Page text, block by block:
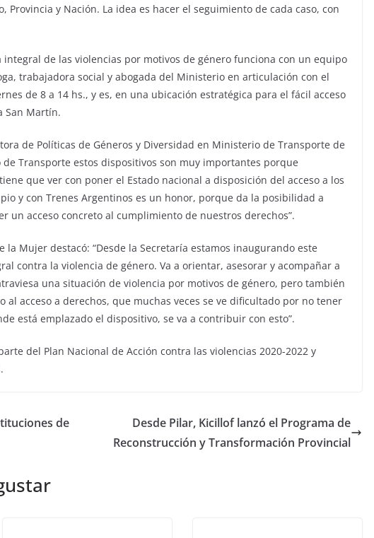
y Nación. La idea es hacer el seguimiento de cada caso, con
integral de las violencias por motivos de género funciona con un equipo
trabajadora social y abogada del Ministerio en articulación con el
de 8 a 14 hs., y es, en una ubicación estratégica para el fácil acceso
San Martín.
de Políticas de Géneros y Diversidad en Ministerio de Transporte de
de Transporte estos dispositivos son muy importantes porque
que ver con poner el Estado nacional a disposición del acceso a los
y con Trenes Argentinos es un honor, porque da la posibilidad a
un acceso concreto al cumplimiento de nuestros derechos”.
la Mujer destacó: “Desde la Secretaría estamos inaugurando este
contra la violencia de género. Va a orientar, asesorar y acompañar a
una situación de violencia por motivos de género, pero también
al acceso a derechos, que muchas veces se ve dificultado por no tener
está emplazado el dispositivo, se va a contribuir con esto”.
del Plan Nacional de Acción contra las violencias 2020-2022 y
de
Desde Pilar, Kicillof lanzó el Programa de
Reconstrucción y Transformación Provincial